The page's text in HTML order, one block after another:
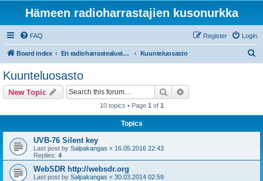
Hämeen radioharrastajien kusonurkka
FAQ Login
Register
Board index Eri radioharrastealueiden mukaiset osastot Kuunteluosasto
Kuunteluosasto
New Topic Search
10 topics • Page 1 of 1
Topics
UVB-76 Silent key
Last post by Salpakangas « 16.05.2016 22:43
Replies: 4
WebSDR http://websdr.org
Last post by Salpakangas « 30.03.2014 02:59